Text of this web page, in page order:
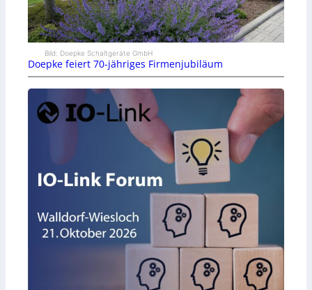
Bild: Doepke Schaltgeräte GmbH
Doepke feiert 70-jähriges Firmenjubiläum